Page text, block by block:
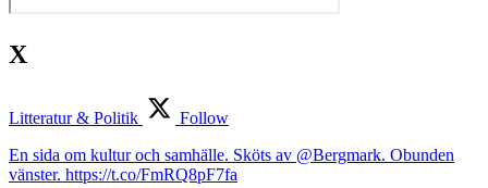
X
Litteratur & Politik
Follow
En sida om kultur och samhälle. Sköts av @Bergmark. Obunden
vänster. https://t.co/FmRQ8pF7fa